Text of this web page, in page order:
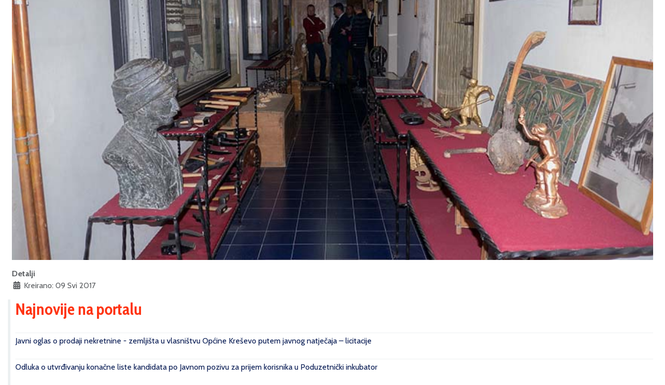
Detalji
Kreirano: 09 Svi 2017
Najnovije na portalu
Javni oglas o prodaji nekretnine - zemljišta u vlasništvu Općine Kreševo putem javnog natječaja – licitacije
Odluka o utvrđivanju konačne liste kandidata po Javnom pozivu za prijem korisnika u Poduzetnički inkubator